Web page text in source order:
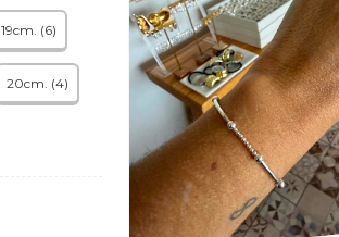
19cm. (6)
20cm. (4)